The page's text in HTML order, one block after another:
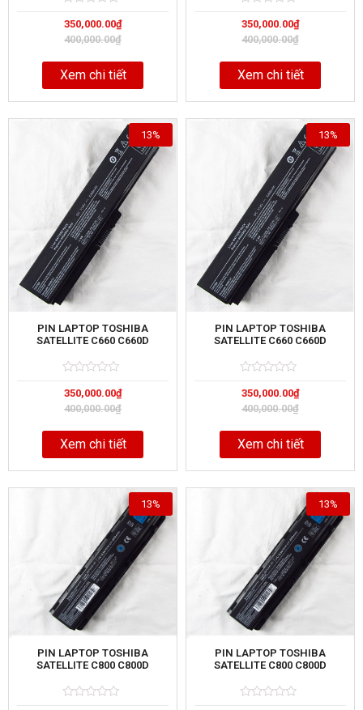
0
out
of
400,000.00₫
350,000.00₫
Xem chi tiết
0
out
of
400,000.00₫
350,000.00₫
Xem chi tiết
PIN LAPTOP TOSHIBA
SATELLITE C660 C660D
0
out
of
400,000.00₫
350,000.00₫
13%
Xem chi tiết
PIN LAPTOP TOSHIBA
SATELLITE C660 C660D
0
out
of
400,000.00₫
350,000.00₫
13%
Xem chi tiết
PIN LAPTOP TOSHIBA
SATELLITE C800 C800D
13%
PIN LAPTOP TOSHIBA
SATELLITE C800 C800D
13%